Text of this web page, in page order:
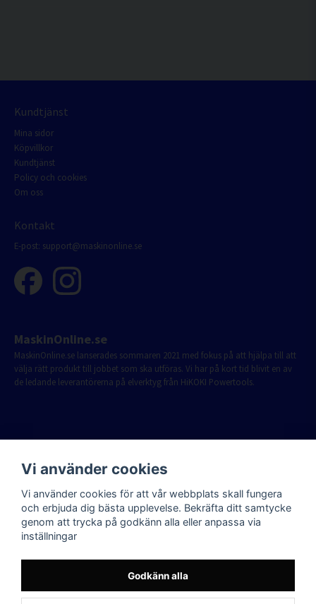
Kundtjänst
Mina sidor
Köpvillkor
Kundtjänst
Policy och cookies
Om oss
Kontakt
E-post: support@maskinonline.se
MaskinOnline.se
MaskinOnline.se lanserades sommaren 2021 med fokus på att hjälpa till att
välja rätt produkt till jobbet som ska utföras. Vi har på kort tid blivit en av
de ledande leverantörerna på elverktyg från HiKOKI Powertools.
Vi använder cookies
Vi använder cookies för att vår webbplats skall fungera
och erbjuda dig bästa upplevelse. Bekräfta ditt samtycke
genom att trycka på godkänn alla eller anpassa via
inställningar
Godkänn alla